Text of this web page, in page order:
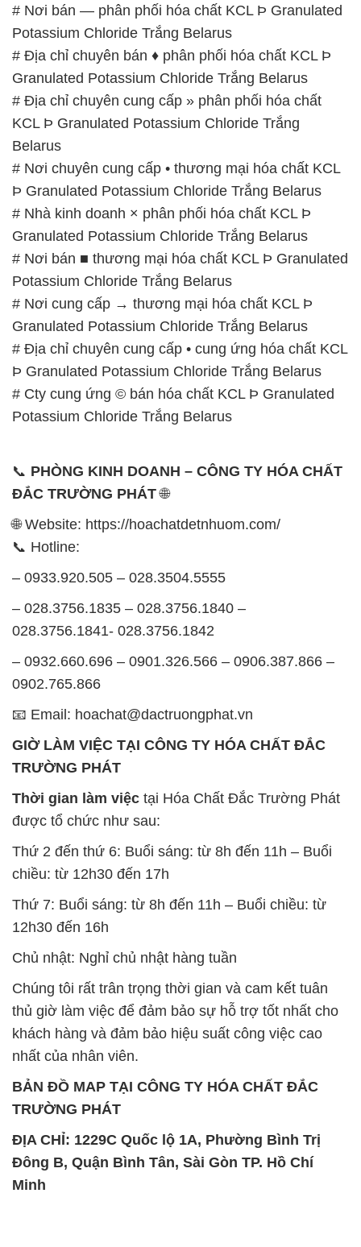
# Nơi bán — phân phối hóa chất KCL Þ Granulated
Potassium Chloride Trắng Belarus
# Địa chỉ chuyên bán ♦ phân phối hóa chất KCL Þ
Granulated Potassium Chloride Trắng Belarus
# Địa chỉ chuyên cung cấp » phân phối hóa chất
KCL Þ Granulated Potassium Chloride Trắng
Belarus
# Nơi chuyên cung cấp • thương mại hóa chất KCL
Þ Granulated Potassium Chloride Trắng Belarus
# Nhà kinh doanh × phân phối hóa chất KCL Þ
Granulated Potassium Chloride Trắng Belarus
# Nơi bán ■ thương mại hóa chất KCL Þ Granulated
Potassium Chloride Trắng Belarus
# Nơi cung cấp → thương mại hóa chất KCL Þ
Granulated Potassium Chloride Trắng Belarus
# Địa chỉ chuyên cung cấp • cung ứng hóa chất KCL
Þ Granulated Potassium Chloride Trắng Belarus
# Cty cung ứng © bán hóa chất KCL Þ Granulated
Potassium Chloride Trắng Belarus
📞 PHÒNG KINH DOANH – CÔNG TY HÓA CHẤT
ĐẮC TRƯỜNG PHÁT🌐
🌐 Website: https://hoachatdetnhuom.com/
📞 Hotline:
– 0933.920.505 – 028.3504.5555
– 028.3756.1835 – 028.3756.1840 –
028.3756.1841- 028.3756.1842
– 0932.660.696 – 0901.326.566 – 0906.387.866 –
0902.765.866
📧 Email: hoachat@dactruongphat.vn
GIỜ LÀM VIỆC TẠI CÔNG TY HÓA CHẤT ĐẮC
TRƯỜNG PHÁT
Thời gian làm việc tại Hóa Chất Đắc Trường Phát
được tổ chức như sau:
Thứ 2 đến thứ 6: Buổi sáng: từ 8h đến 11h – Buổi
chiều: từ 12h30 đến 17h
Thứ 7: Buổi sáng: từ 8h đến 11h – Buổi chiều: từ
12h30 đến 16h
Chủ nhật: Nghỉ chủ nhật hàng tuần
Chúng tôi rất trân trọng thời gian và cam kết tuân
thủ giờ làm việc để đảm bảo sự hỗ trợ tốt nhất cho
khách hàng và đảm bảo hiệu suất công việc cao
nhất của nhân viên.
BẢN ĐỒ MAP TẠI CÔNG TY HÓA CHẤT ĐẮC
TRƯỜNG PHÁT
ĐỊA CHỈ: 1229C Quốc lộ 1A, Phường Bình Trị
Đông B, Quận Bình Tân, Sài Gòn TP. Hồ Chí
Minh